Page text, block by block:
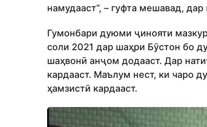
намудааст”, – гуфта мешавад,
Гумонбари дуюми ҷинояти
соли 2021 дар шаҳри Бӯстон бо
шаҳвонӣ анҷом додааст. Дар
кардааст. Маълум нест, ки чаро
ҳамзистӣ кардааст.